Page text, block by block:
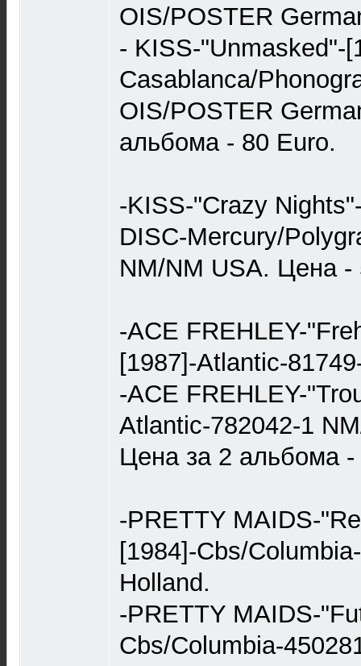
OIS/POSTER
- KISS-"Unmasked"-
Casablanca/
OIS/POSTER
альбома - 80 Еurо.
-KISS-"Crazy
DISC-Mercury/
NM/NM USA. Цена -
-ACE FREHLEY-
[1987]-Atlantic-
-ACE FREHLEY-
Atlantic-782042-1
Цена за 2 альбома
-PRETTY MAIDS-
[1984]-Cbs/
Holland.
-PRETTY MAIDS-
Cbs/Columbia-